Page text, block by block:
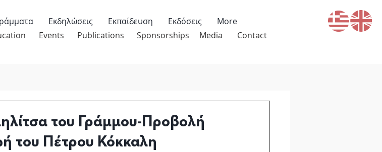
Contact
Media
Sponsorships
Publications
Events
Εκδηλώσεις Εκπαίδευση Εκδόσεις More
του Γράμμου-Προβολή
του Πέτρου Κόκκαλη